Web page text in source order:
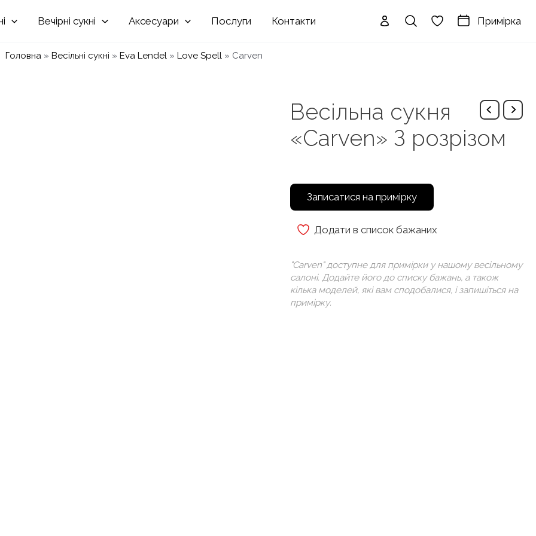
Вечірні Аксесуари Послуги Контакти Примірка
Головна » Весільні сукні » Eva Lendel » Love Spell » Carven
Весільна сукня
«Carven» З розрізом
Записатися на примірку
Додати в список бажаних
"Carven" доступне для примірки у нашому весільному
салоні. Додайте його до списку бажань, а також
кілька моделей, які вам сподобалися, і запишіться на
примірку.